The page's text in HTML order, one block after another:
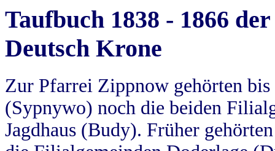
Taufbuch 1838 - 1866
Deutsch Krone
Zur Pfarrei Zippnow gehörten
(Sypnywo) noch die beiden
Jagdhaus (Budy). Früher